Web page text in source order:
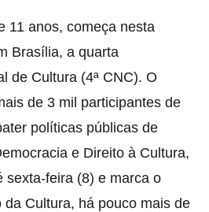
11 anos, começa nesta
Brasília, a quarta
de Cultura (4ª CNC). O
de 3 mil participantes de
políticas públicas de
e Direito à Cultura,
sexta-feira (8) e marca o
da Cultura, há pouco mais de